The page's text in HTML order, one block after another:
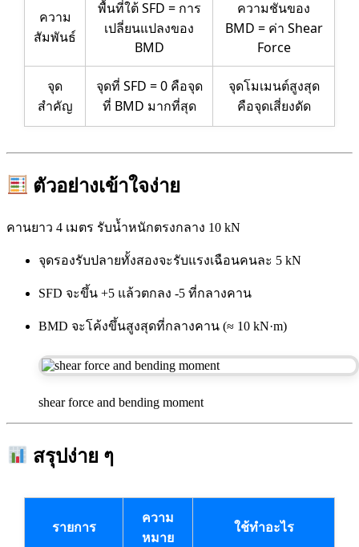
ความ
สัมพันธ์
พื้นที่ใต้ SFD = การ
เปลี่ยนแปลงของ
BMD
ความชันของ
BMD = ค่า Shear
Force
จุด
สำคัญ
จุดที่ SFD = 0 คือจุด
ที่ BMD มากที่สุด
จุดโมเมนต์สูงสุด
คือจุดเสี่ยงดัด
ตัวอย่างเข้าใจง่าย
คานยาว 4 เมตร รับน้ำหนักตรงกลาง 10 kN
จุดรองรับปลายทั้งสองจะรับแรงเฉือนคนละ 5 kN
SFD จะขึ้น +5 แล้วตกลง -5 ที่กลางคาน
BMD จะโค้งขึ้นสูงสุดที่กลางคาน (≈ 10 kN·m)
shear force and bending moment
สรุปง่าย ๆ
รายการ
ความ
หมาย
ใช้ทำอะไร